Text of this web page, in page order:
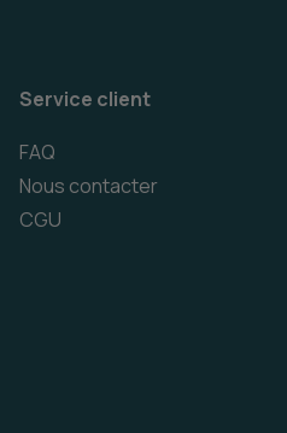
Service client
FAQ
Nous contacter
CGU